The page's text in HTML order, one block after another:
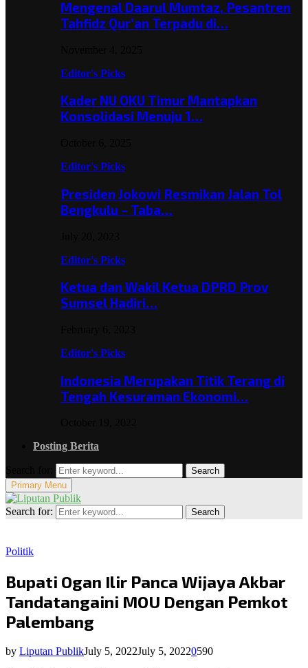
Mengenal Daarul Mumtaz, Pesantren
Tahfidz Qur’an Terpadu di…
Editor's Picks
Kader NU OKU Timur Mantapkan
Konsolidasi Menuju 1…
Editor's Picks
Presiden Jokowi Resmikan Jalan Tol
Bengkulu – Taba…
Editor's Picks
Ketua dan Wakil Ketua DPRD Prov
Sumsel Hadiri…
Editor's Picks
Indonesia Merupakan Titik Terang di
Tengah Kesuraman Ekonomi…
Posting Berita
Search
Primary Menu
Search for: Search
Politik
Bupati Ogan Ilir Panca Wijaya Akbar
Tandatangaini MOU Dengan Pemkot
Palembang
by Liputan PublikJuly 5, 2022July 5, 20220590